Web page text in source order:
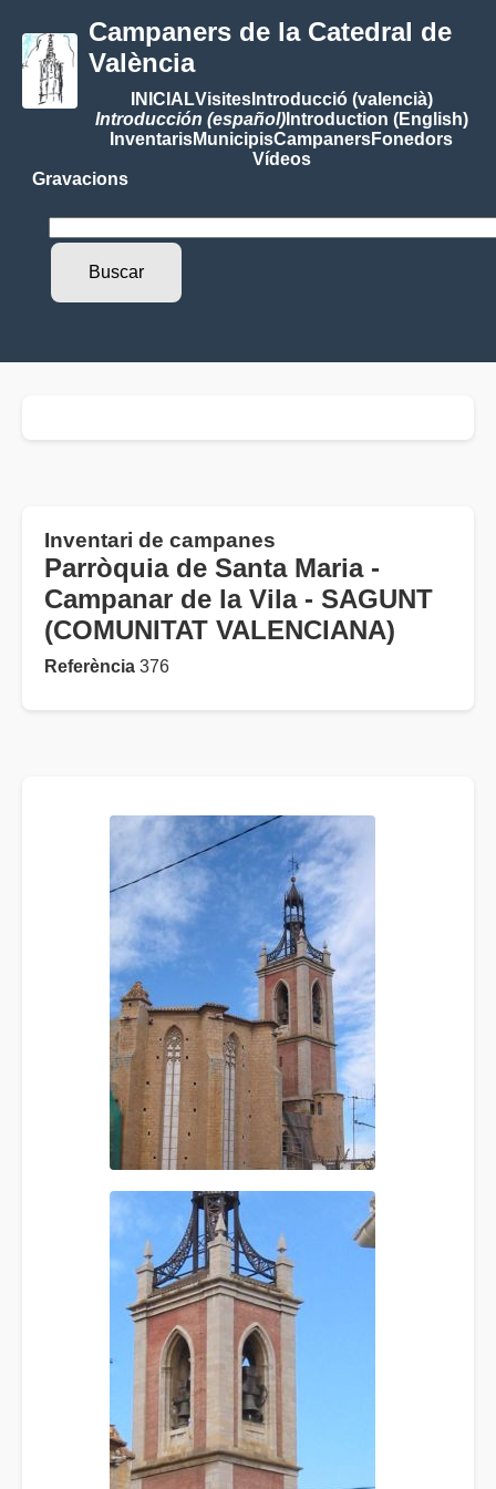
Campaners de la Catedral de
València
INICIALVisitesIntroducció (valencià)
Introducción (español)Introduction (English)
InventarisMunicipisCampanersFonedors
Vídeos
Gravacions
Inventari de campanes
Parròquia de Santa Maria -
Campanar de la Vila - SAGUNT
(COMUNITAT VALENCIANA)
Referència 376